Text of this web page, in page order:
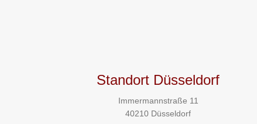
Standort Düsseldorf
Immermannstraße 11
40210 Düsseldorf